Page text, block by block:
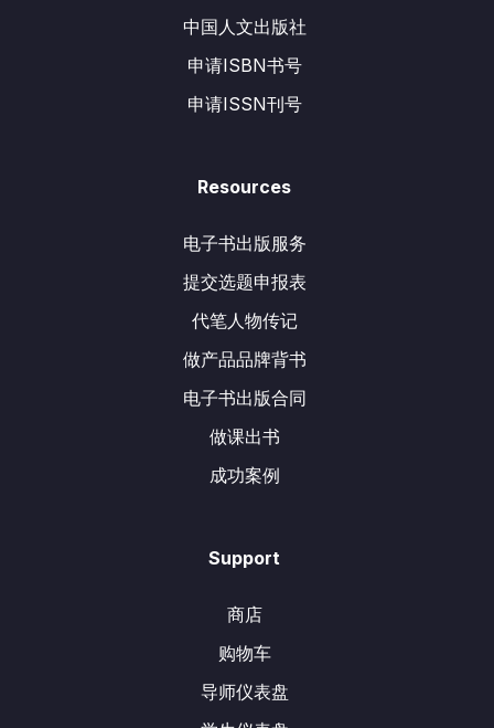
中国人文出版社
申请ISBN书号
申请ISSN刊号
Resources
电子书出版服务
提交选题申报表
代笔人物传记
做产品品牌背书
电子书出版合同
做课出书
成功案例
Support
商店
购物车
导师仪表盘